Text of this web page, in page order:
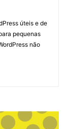
úteis e de
pequenas
não